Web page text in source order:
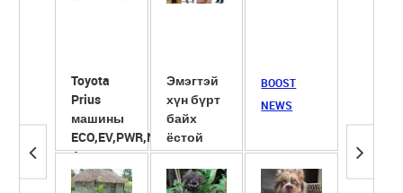
Toyota
Prius
машины
ECO,EV,PWR,NRL
4 горим
Эмэгтэй
хүн бүрт
байх
ёстой
гутлууд
BOOST
NEWS